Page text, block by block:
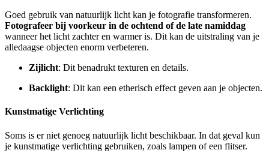
Goed gebruik van natuurlijk licht kan je fotografie transformeren.
Fotografeer bij voorkeur in de ochtend of de late namiddag
wanneer het licht zachter en warmer is. Dit kan de uitstraling van je
alledaagse objecten enorm verbeteren.
Zijlicht: Dit benadrukt texturen en details.
Backlight: Dit kan een etherisch effect geven aan je objecten.
Kunstmatige Verlichting
Soms is er niet genoeg natuurlijk licht beschikbaar. In dat geval kun
je kunstmatige verlichting gebruiken, zoals lampen of een flitser.